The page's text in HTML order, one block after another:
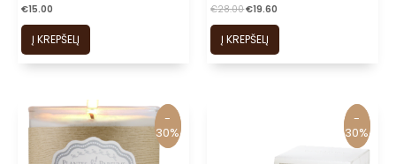
€15.00
Į KREPŠELĮ
€28.00€19.60
Į KREPŠELĮ
-
30%
-
30%
-
30%
-
30%